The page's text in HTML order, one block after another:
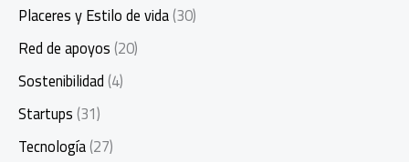
Placeres y Estilo de vida(30)
Red de apoyos(20)
Sostenibilidad(4)
Startups(31)
Tecnología(27)